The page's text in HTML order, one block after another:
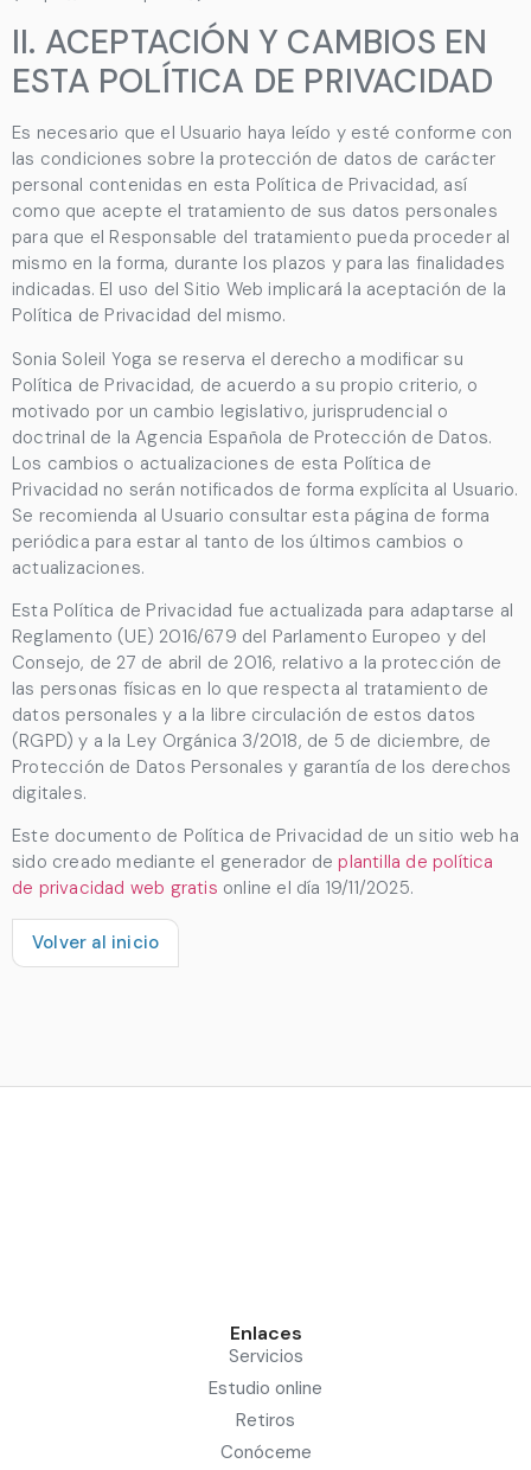
II. ACEPTACIÓN Y CAMBIOS EN
ESTA POLÍTICA DE PRIVACIDAD
Es necesario que el Usuario haya leído y esté conforme con
las condiciones sobre la protección de datos de carácter
personal contenidas en esta Política de Privacidad, así
como que acepte el tratamiento de sus datos personales
para que el Responsable del tratamiento pueda proceder al
mismo en la forma, durante los plazos y para las finalidades
indicadas. El uso del Sitio Web implicará la aceptación de la
Política de Privacidad del mismo.
Sonia Soleil Yoga se reserva el derecho a modificar su
Política de Privacidad, de acuerdo a su propio criterio, o
motivado por un cambio legislativo, jurisprudencial o
doctrinal de la Agencia Española de Protección de Datos.
Los cambios o actualizaciones de esta Política de
Privacidad no serán notificados de forma explícita al Usuario.
Se recomienda al Usuario consultar esta página de forma
periódica para estar al tanto de los últimos cambios o
actualizaciones.
Esta Política de Privacidad fue actualizada para adaptarse al
Reglamento (UE) 2016/679 del Parlamento Europeo y del
Consejo, de 27 de abril de 2016, relativo a la protección de
las personas físicas en lo que respecta al tratamiento de
datos personales y a la libre circulación de estos datos
(RGPD) y a la Ley Orgánica 3/2018, de 5 de diciembre, de
Protección de Datos Personales y garantía de los derechos
digitales.
Este documento de Política de Privacidad de un sitio web ha
sido creado mediante el generador deplantilla de política
de privacidad web gratis online el día 19/11/2025.
Volver al inicio
Enlaces
Servicios
Estudio online
Retiros
Conóceme